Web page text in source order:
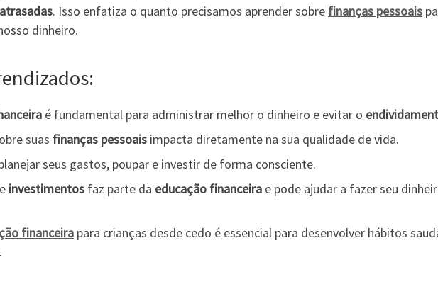
. Isso enfatiza o quanto precisamos aprender sobre finanças pessoais
dinheiro.
é fundamental para administrar melhor o dinheiro e evitar o
suas finanças pessoais impacta diretamente na sua qualidade de vida.
seus gastos, poupar e investir de forma consciente.
investimentos faz parte da educação financeira e pode ajudar a fazer seu
financeira para crianças desde cedo é essencial para desenvolver hábitos